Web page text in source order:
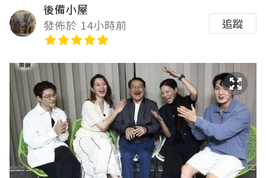
後備小屋
發佈於 14小時前
追蹤